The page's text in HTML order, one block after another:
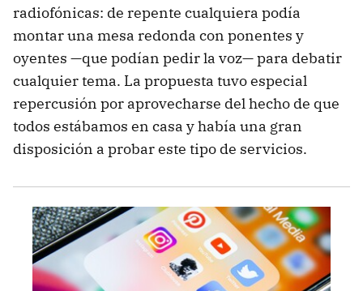
radiofónicas: de repente cualquiera podía
montar una mesa redonda con ponentes y
oyentes —que podían pedir la voz— para debatir
cualquier tema. La propuesta tuvo especial
repercusión por aprovecharse del hecho de que
todos estábamos en casa y había una gran
disposición a probar este tipo de servicios.